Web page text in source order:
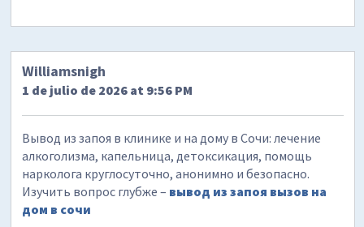
Williamsnigh
1 de julio de 2026 at 9:56 PM
Вывод из запоя в клинике и на дому в Сочи: лечение
алкоголизма, капельница, детоксикация, помощь
нарколога круглосуточно, анонимно и безопасно.
Изучить вопрос глубже – вывод из запоя вызов на
дом в сочи